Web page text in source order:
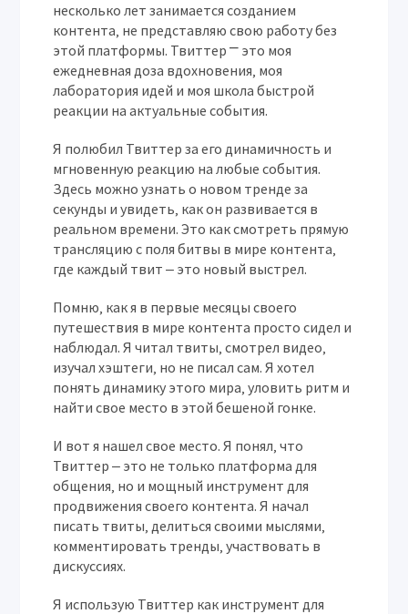
несколько лет занимается созданием
контента‚ не представляю свою работу без
этой платформы. Твиттер ⎻ это моя
ежедневная доза вдохновения‚ моя
лаборатория идей и моя школа быстрой
реакции на актуальные события.
Я полюбил Твиттер за его динамичность и
мгновенную реакцию на любые события.
Здесь можно узнать о новом тренде за
секунды и увидеть‚ как он развивается в
реальном времени. Это как смотреть прямую
трансляцию с поля битвы в мире контента‚
где каждый твит ‒ это новый выстрел.
Помню‚ как я в первые месяцы своего
путешествия в мире контента просто сидел и
наблюдал. Я читал твиты‚ смотрел видео‚
изучал хэштеги‚ но не писал сам. Я хотел
понять динамику этого мира‚ уловить ритм и
найти свое место в этой бешеной гонке.
И вот я нашел свое место. Я понял‚ что
Твиттер ‒ это не только платформа для
общения‚ но и мощный инструмент для
продвижения своего контента. Я начал
писать твиты‚ делиться своими мыслями‚
комментировать тренды‚ участвовать в
дискуссиях.
Я использую Твиттер как инструмент для